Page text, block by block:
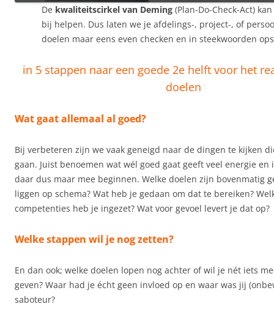
De kwaliteitscirkel van Deming(Plan-Do-Check-Act)
bij helpen. Dus laten we je afdelings-, project-, of
doelen maar eens even checken en in steekwoorden
in 5 stappen naar een goede 2e helft voor het
doelen
Wat gaat allemaal al goed?
Bij verbeteren zijn we vaak geneigd naar de dingen te kijken
gaan. Juist benoemen wat wél goed gaat geeft veel energie en
daar dus maar mee beginnen. Welke doelen zijn bovenmatig
liggen op schema? Wat heb je gedaan om dat te bereiken?
competenties heb je ingezet? Wat voor gevoel levert je dat op?
Welke stappen wil je nog zetten?
En dan ook; welke doelen lopen nog achter of wil je nét iets
geven? Waar had je écht geen invloed op en waar was jij
saboteur?